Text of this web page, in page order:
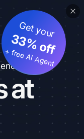
at
Get your
33% off
+ free AI Agent